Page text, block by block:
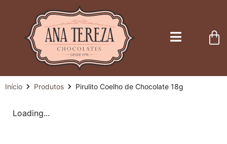
Início Produtos Pirulito Coelho de Chocolate 18g
Loading...